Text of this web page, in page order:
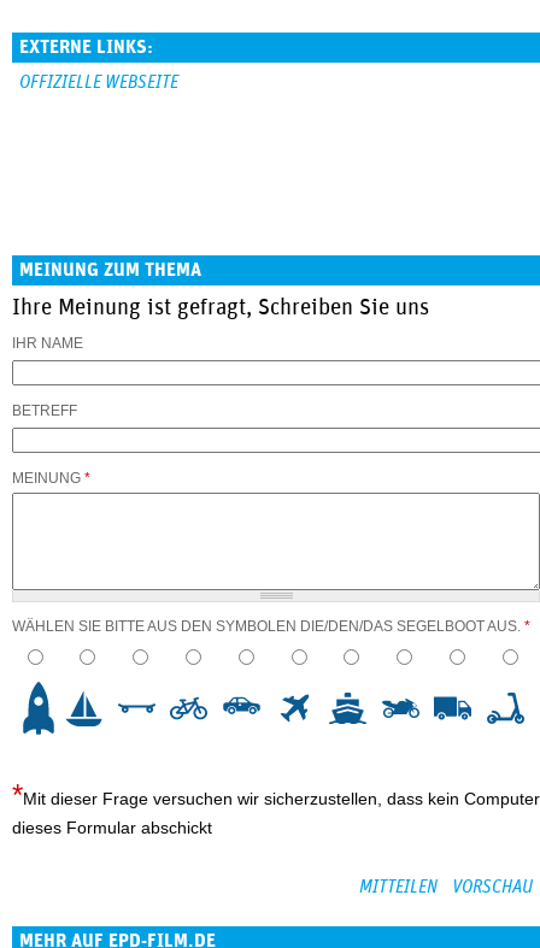
EXTERNE LINKS:
OFFIZIELLE WEBSEITE
MEINUNG ZUM THEMA
Ihre Meinung ist gefragt, Schreiben Sie uns
IHR NAME
BETREFF
MEINUNG *
WÄHLEN SIE BITTE AUS DEN SYMBOLEN DIE/DEN/DAS SEGELBOOT AUS. *
Mit dieser Frage versuchen wir sicherzustellen, dass kein Computer
dieses Formular abschickt
MEHR AUF EPD-FILM.DE